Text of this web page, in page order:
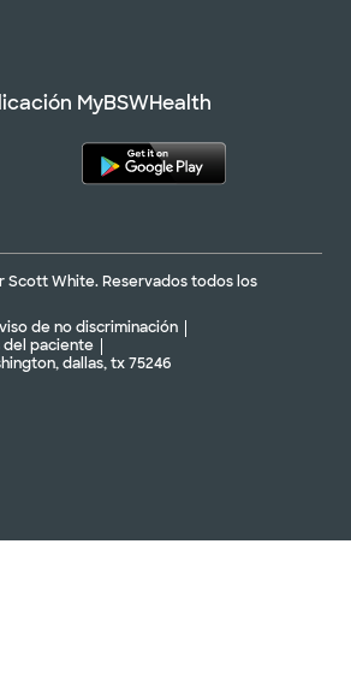
MyBSWHealth
Scott White. Reservados todos los
de no discriminación
del paciente
dallas, tx 75246